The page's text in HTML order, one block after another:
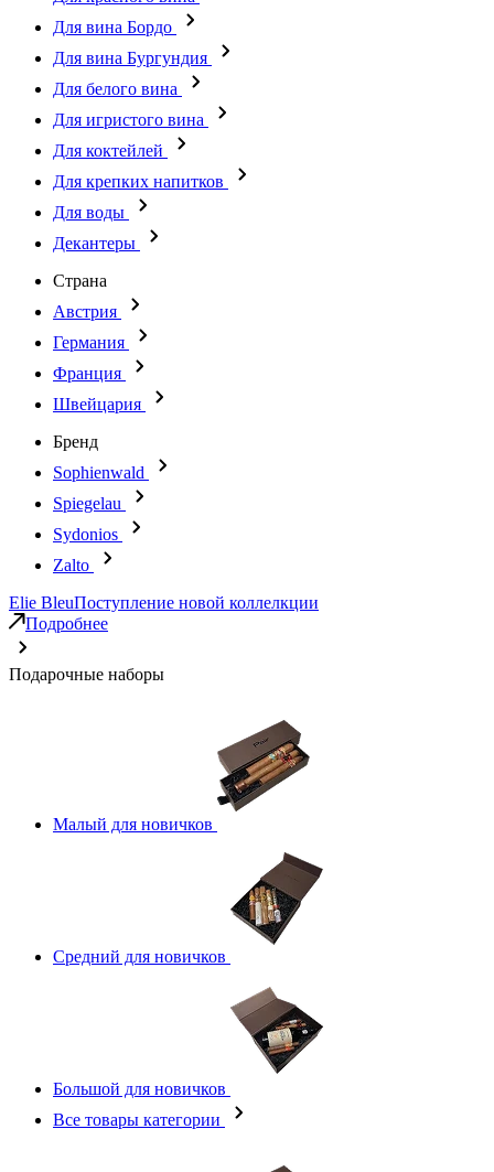
Для вина Бордо
Для вина Бургундия
Для белого вина
Для игристого вина
Для коктейлей
Для крепких напитков
Для воды
Декантеры
Страна
Австрия
Германия
Франция
Швейцария
Бренд
Sophienwald
Spiegelau
Sydonios
Zalto
Elie BleuПоступление новой коллелкции
Подробнее
Подарочные наборы
Малый для новичков
Средний для новичков
Большой для новичков
Все товары категории